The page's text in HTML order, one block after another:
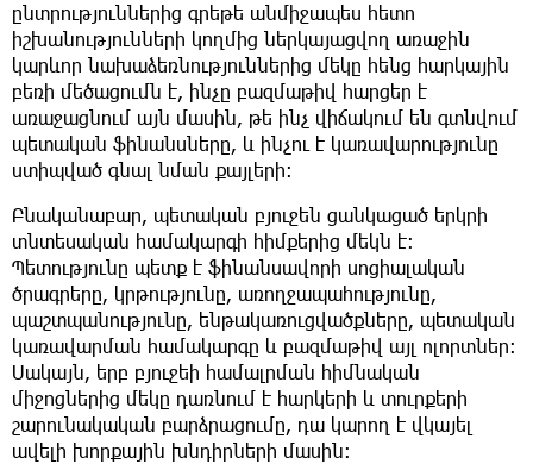
ընտրություններից գրեթե անմիջապես հետո
իշխանությունների կողմից ներկայացվող առաջին
կարևոր նախաձեռնություններից մեկը հենց հարկային
բեռի մեծացումն է, ինչը բազմաթիվ հարցեր է
առաջացնում այն մասին, թե ինչ վիճակում են գտնվում
պետական ֆինանսները, և ինչու է կառավարությունը
ստիպված գնալ նման քայլերի։
Բնականաբար, պետական բյուջեն ցանկացած երկրի
տնտեսական համակարգի հիմքերից մեկն է։
Պետությունը պետք է ֆինանսավորի սոցիալական
ծրագրերը, կրթությունը, առողջապահությունը,
պաշտպանությունը, ենթակառուցվածքները, պետական
կառավարման համակարգը և բազմաթիվ այլ ոլորտներ։
Սակայն, երբ բյուջեի համալրման հիմնական
միջոցներից մեկը դառնում է հարկերի և տուրքերի
շարունակական բարձրացումը, դա կարող է վկայել
ավելի խորքային խնդիրների մասին։